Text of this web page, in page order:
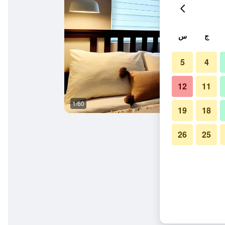
1/60
ج س
4
5
11
12
18
19
25
26